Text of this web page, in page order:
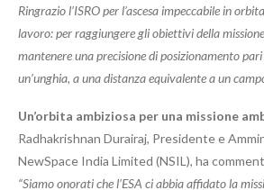
Ringrazio l’ISRO per l’ascesa impeccabile in
lavoro: per raggiungere gli obiettivi della
mantenere una precisione di posizionamento pari
un’unghia, a una distanza equivalente a un
Un’orbita ambiziosa per una missione
Radhakrishnan Durairaj, Presidente e
NewSpace India Limited (NSIL), ha
“Siamo onorati che l’ESA ci abbia affidato la